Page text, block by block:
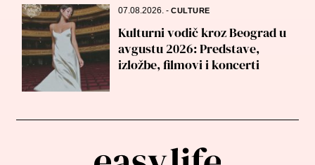
07.08.2026.-CULTURE
Kulturni vodič kroz Beograd u
avgustu 2026: Predstave,
izložbe, filmovi i koncerti